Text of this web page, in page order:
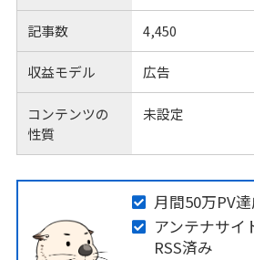
記事数 4,450
収益モデル 広告
コンテンツの
性質
未設定
月間50万PV
アンテナサイ
RSS済み